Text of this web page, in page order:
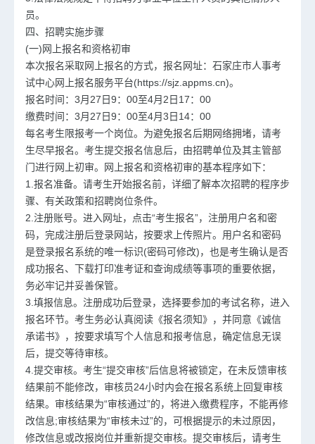
员。
四、招聘实施步骤
(一)网上报名和资格初审
本次报名采取网上报名的方式，报名网址：石家庄市人事考
试中心网上报名服务平台(https://sjz.appms.cn)。
报名时间：3月27日9：00至4月2日17：00
缴费时间：3月27日9：00至4月3日14：00
每名考生限报考一个岗位。为避免报名后期网络拥堵，请考
生尽早报名。考生提交报名信息后，由招聘单位及其主管部
门进行网上初审。网上报名和资格初审的基本程序如下：
1.报名准备。请考生开始报名前，详细了解本次招聘的程序步
骤、有关政策和招聘岗位条件。
2.注册账号。进入网址，点击“考生报名”，注册用户名和密
码，完成注册后登录网站，按要求上传照片。用户名和密码
是登录报名系统的唯一标识(密码可修改)，也是考生确认是否
成功报名、下载打印准考证和查询成绩等事项的重要依据，
务必牢记并妥善保管。
3.填报信息。注册成功后登录，选择要参加的考试名称，进入
报名环节。考生务必认真阅读《报名须知》，并同意《诚信
承诺书》，按要求填写个人信息和报考信息，确定信息无误
后，提交等待审核。
4.提交审核。考生“提交审核”后信息将被锁定，在未反馈审核
结果前不能修改，审核员24小时内会在报名系统上回复审核
结果。审核结果为“审核通过”的，将进入缴费程序，不能再修
改信息;审核结果为“审核未过”的，可根据提示的未过原因，
修改信息或改报岗位并重新提交审核。提交审核后，请考生